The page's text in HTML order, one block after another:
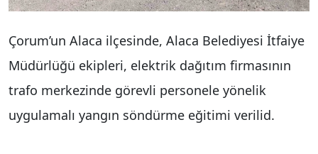
Çorum’un Alaca ilçesinde, Alaca Belediyesi İtfaiye
Müdürlüğü ekipleri, elektrik dağıtım firmasının
trafo merkezinde görevli personele yönelik
uygulamalı yangın söndürme eğitimi verilid.